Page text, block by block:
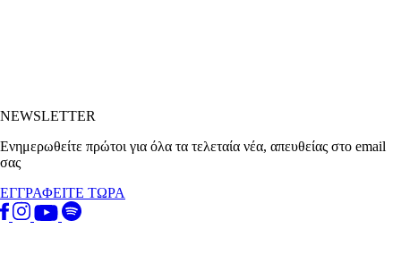
NEWSLETTER
Ενημερωθείτε πρώτοι για όλα τα τελεταία νέα, απευθείας στο email
σας
ΕΓΓΡΑΦΕΙΤΕ ΤΩΡΑ